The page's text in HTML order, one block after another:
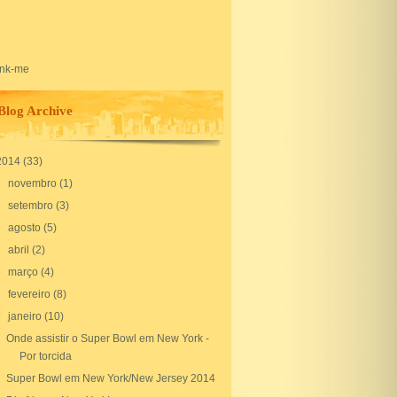
Archive
(33)
novembro(1)
setembro(3)
agosto(5)
abril(2)
março(4)
fevereiro(8)
janeiro(10)
Onde assistir o Super Bowl em New York -
Por torcida
Super Bowl em New York/New Jersey 2014